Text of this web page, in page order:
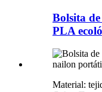
Bolsita
PLA
Material: